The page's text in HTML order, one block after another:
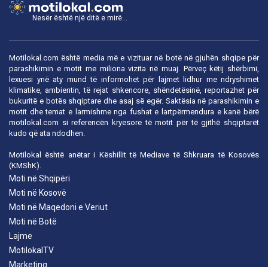
Nesër është një ditë e mirë...
Motilokal.com është media më e vizituar në botë në gjuhën shqipe për
parashikimin e motit me miliona vizita në muaj. Përveç këtij shërbimi,
lexuesi ynë aty mund të informohet për lajmet lidhur me ndryshimet
klimatike, ambientin, të rejat shkencore, shëndetësinë, reportazhet për
bukuritë e botës shqiptare dhe asaj së egër. Saktësia në parashikimin e
motit dhe temat e larmishme nga fushat e lartpërmendura e kanë bërë
motilokal.com si referencën kryesore të motit për të gjithë shqiptarët
kudo që ata ndodhen.
Motilokal është anëtar i Këshillit të Mediave të Shkruara të Kosovës
(KMShK).
Moti në Shqipëri
Moti në Kosovë
Moti në Maqedoni e Veriut
Moti në Botë
Lajme
MotilokalTV
Marketing